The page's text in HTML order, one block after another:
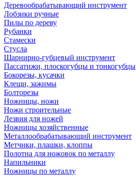
Деревообрабатывающий инструмент
Лобзики ручные
Пилы по дереву
Рубанки
Стамески
Стусла
Шарнирно-губцевый инструмент
Пассатижи, плоскогубцы и тонкогубцы
Бокорезы, кусачки
Клещи, зажимы
Болторезы
Ножницы, ножи
Ножи строительные
Лезвия для ножей
Ножницы хозяйственные
Металлообрабатывающий инструмент
Метчики, плашки, клоппы
Полотна для ножовок по металлу
Напильники
Ножницы по металлу